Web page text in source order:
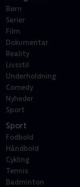
Børn
Serier
Film
Dokumentar
Reality
Livsstil
Underholdning
Comedy
Nyheder
Sport
Sport
Fodbold
Håndbold
Cykling
Tennis
Badminton